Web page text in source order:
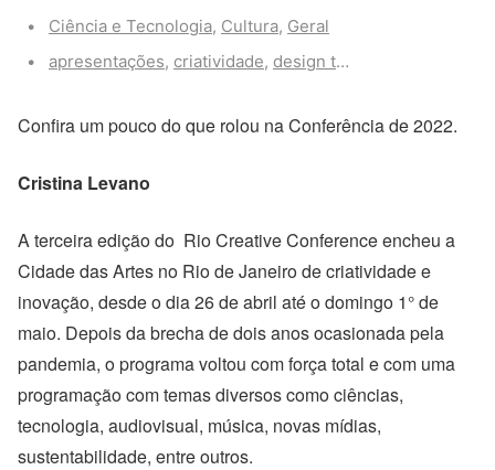
Categories:
Ciência e Tecnologia, Cultura, Geral
Tags:
apresentações, criatividade, design thinking
Confira um pouco do que rolou na Conferência de 2022.
Cristina Levano
A terceira edição do Rio Creative Conference encheu a
Cidade das Artes no Rio de Janeiro de criatividade e
inovação, desde o dia 26 de abril até o domingo 1° de
maio. Depois da brecha de dois anos ocasionada pela
pandemia, o programa voltou com força total e com uma
programação com temas diversos como ciências,
tecnologia, audiovisual, música, novas mídias,
sustentabilidade, entre outros.